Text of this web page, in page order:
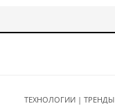
ТЕХНОЛОГИИ | ТРЕНДЫ